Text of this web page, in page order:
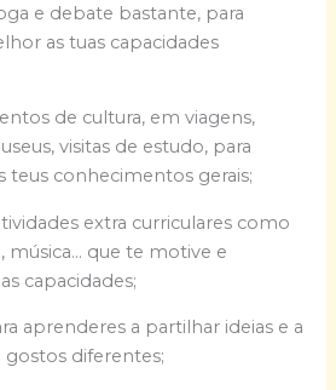
e debate bastante, para
as tuas capacidades
de cultura, em viagens,
visitas de estudo, para
teus conhecimentos gerais;
extra curriculares como
música… que te motive e
capacidades;
aprenderes a partilhar ideias e a
gostos diferentes;